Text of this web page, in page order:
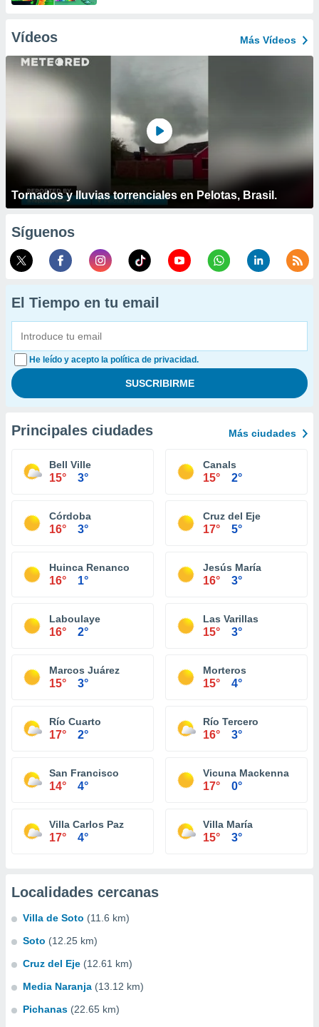
Vídeos Más Vídeos
Tornados y lluvias torrenciales en Pelotas, Brasil.
Síguenos
El Tiempo en tu email
He leído y acepto la política de privacidad.
Principales ciudades Más ciudades
Bell Ville
15° 3°
Canals
15° 2°
Córdoba
16° 3°
Cruz del Eje
17° 5°
Huinca Renanco
16° 1°
Jesús María
16° 3°
Laboulaye
16° 2°
Las Varillas
15° 3°
Marcos Juárez
15° 3°
Morteros
15° 4°
Río Cuarto
17° 2°
Río Tercero
16° 3°
San Francisco
14° 4°
Vicuna Mackenna
17° 0°
Villa Carlos Paz
17° 4°
Villa María
15° 3°
Localidades cercanas
Villa de Soto (11.6 km)
Soto (12.25 km)
Cruz del Eje (12.61 km)
Media Naranja (13.12 km)
Pichanas (22.65 km)